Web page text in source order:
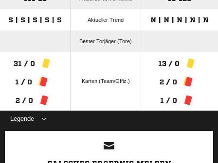
S | S | S | S | S Aktueller Trend N | N | N | N | N
Bester Torjäger (Tore)
31 / 0
1 / 0
2 / 0
Karten (Team/Offiz.)
13 / 0
2 / 0
1 / 0
Legende
ANZEIGE